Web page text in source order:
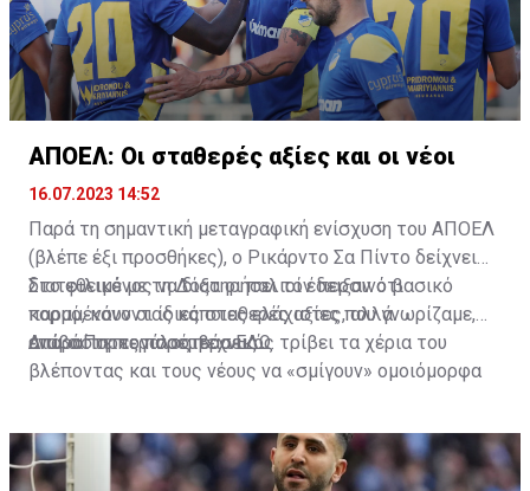
ΑΠΟΕΛ: Οι σταθερές αξίες και οι νέοι
16.07.2023 14:52
Παρά τη σημαντική μεταγραφική ενίσχυση του ΑΠΟΕΛ
(βλέπε έξι προσθήκες), ο Ρικάρντο Σα Πίντο δείχνει
διατεθειμένος να διατηρήσει τον περσινό βασικό
κορμό, κάνοντας κάποιες ελάχιστες, αλλά
απαραίτητες παρεμβάσεις.
Στο φιλικό με τη Δόξα οι παλιοί έδειξαν ότι
παραμένουν οι ίδιες σταθερές αξίες που γνωρίζαμε,
ενώ ο Πορτογάλος τεχνικός τρίβει τα χέρια του
βλέποντας και τους νέους να «σμίγουν» ομοιόμορφα
Διαβάστε περισσότεραΕΔΩ.